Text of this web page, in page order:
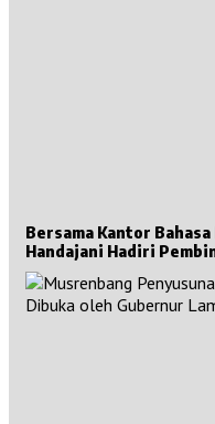
Bersama Kantor
Handajani Hadiri